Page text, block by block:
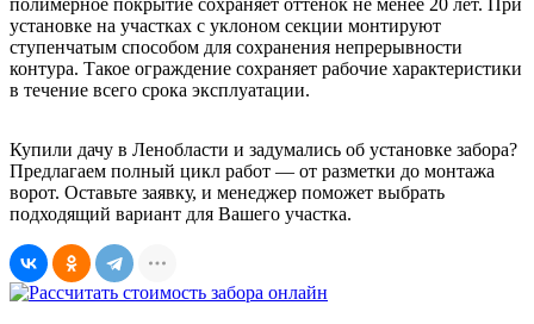
установке на участках с уклоном секции монтируют
ступенчатым способом для сохранения непрерывности
контура. Такое ограждение сохраняет рабочие характеристики
в течение всего срока эксплуатации.
Купили дачу в Ленобласти и задумались об установке забора?
Предлагаем полный цикл работ — от разметки до монтажа
ворот. Оставьте заявку, и менеджер поможет выбрать
подходящий вариант для Вашего участка.